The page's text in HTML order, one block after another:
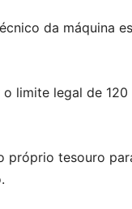
da máquina
limite legal de
próprio tesouro